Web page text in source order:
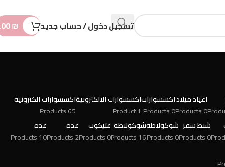
تسجيل دخول / حساب جديد ₪
اعياد ميلاد
0 Products
اكسسوارات
0 Products
اكسسوارات الالكترونية
1 Product
اكسسوارات الكترونية
65 Products
شنط سفر
0 Products
شوكولاطة
0 Products
شوكولاطه
16 Products
عتيكوت
0 Products
عدة
2 Products
عده
10 Products